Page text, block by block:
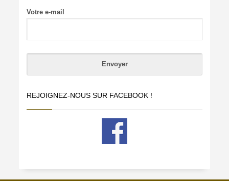
Votre e-mail
REJOIGNEZ-NOUS SUR FACEBOOK !